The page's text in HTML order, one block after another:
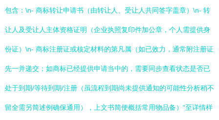
包含：\n- 商标转让申请书（由转让人、受让人共同签字盖章）\n- 转
让人及受让人主体资格证明（企业执照复印件加公章，个人需提供身
份证）\n- 商标注册证或核定材料的第凡属（如已效力，通常附注册证
先一并递交；如商标已经提供申请当中的，需要同步查看状态是否已
处于到期/等待到期/注册（虽流程到期尚未提供通知的可能性分析稍不
留全需另简述例确保通用），上文书简便概括常用物品备）“至详情样